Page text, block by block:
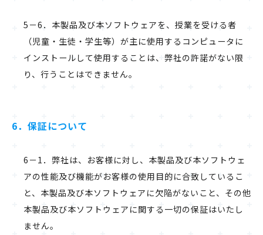
5－6．本製品及び本ソフトウェアを、授業を受ける者
（児童・生徒・学生等）が主に使用するコンピュータに
インストールして使用することは、弊社の許諾がない限
り、行うことはできません。
6．保証について
6－1．弊社は、お客様に対し、本製品及び本ソフトウェ
アの性能及び機能がお客様の使用目的に合致しているこ
と、本製品及び本ソフトウェアに欠陥がないこと、その他
本製品及び本ソフトウェアに関する一切の保証はいたし
ません。